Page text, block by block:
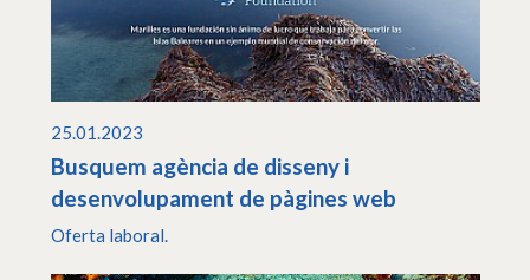
25.01.2023
Busquem agència de disseny i
desenvolupament de pàgines web
Oferta laboral.